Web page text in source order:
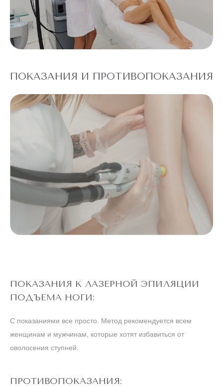
ПОКАЗАНИЯ И ПРОТИВОПОКАЗАНИЯ
ПОКАЗАНИЯ К ЛАЗЕРНОЙ ЭПИЛЯЦИИ
ПОДЪЕМА НОГИ:
С показаниями все просто. Метод рекомендуется всем
женщинам и мужчинам, которые хотят избавиться от
оволосения ступней.
ПРОТИВОПОКАЗАНИЯ: